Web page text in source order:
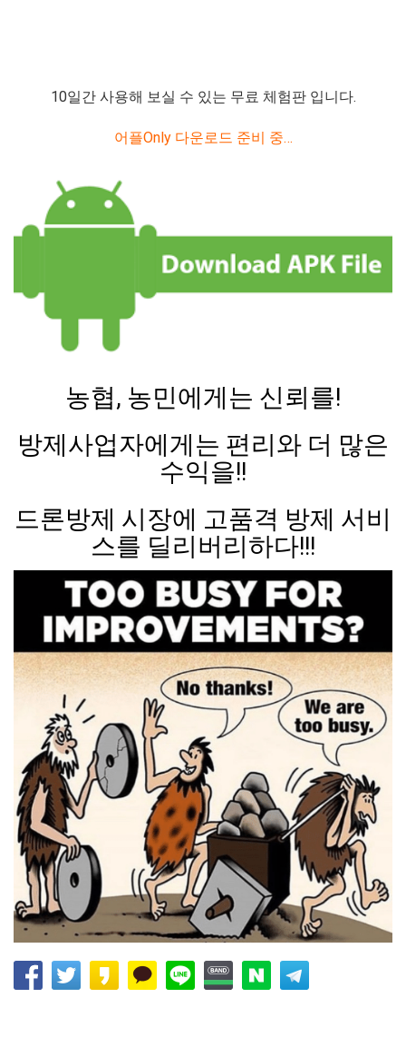
10일간 사용해 보실 수 있는 무료 체험판 입니다.
어플Only 다운로드 준비 중…
농협, 농민에게는 신뢰를!
방제사업자에게는 편리와 더 많은
수익을!!
드론방제 시장에 고품격 방제 서비
스를 딜리버리하다!!!